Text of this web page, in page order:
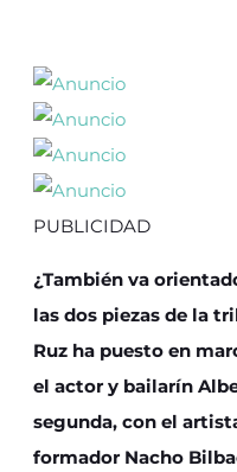
PUBLICIDAD
¿También va
las dos piezas de la
Ruz ha puesto en
el actor y bailarín
segunda, con el
formador Nacho